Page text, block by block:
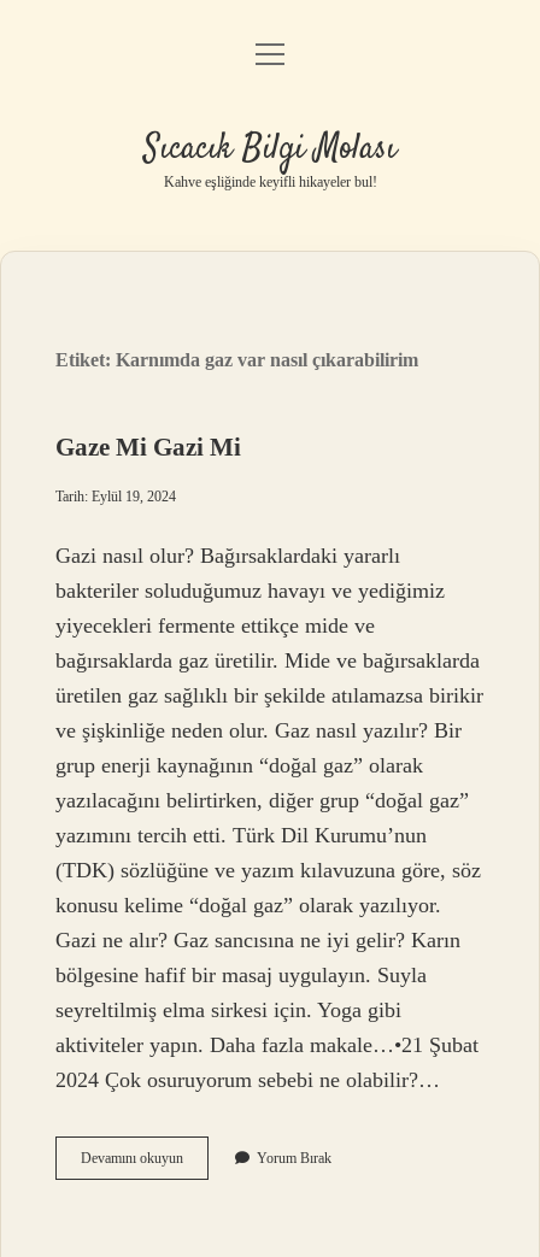
Anasayfa
Yasal Uyarı
menüyü
Sıcacık Bilgi Molası
Kahve eşliğinde keyifli hikayeler bul!
Etiket:Karnımda gaz var nasıl çıkarabilirim
Gaze Mi Gazi Mi
Tarih: Eylül 19, 2024
Gazi nasıl olur? Bağırsaklardaki yararlı
bakteriler soluduğumuz havayı ve yediğimiz
yiyecekleri fermente ettikçe mide ve
bağırsaklarda gaz üretilir. Mide ve bağırsaklarda
üretilen gaz sağlıklı bir şekilde atılamazsa birikir
ve şişkinliğe neden olur. Gaz nasıl yazılır? Bir
grup enerji kaynağının “doğal gaz” olarak
yazılacağını belirtirken, diğer grup “doğal gaz”
yazımını tercih etti. Türk Dil Kurumu’nun
(TDK) sözlüğüne ve yazım kılavuzuna göre, söz
konusu kelime “doğal gaz” olarak yazılıyor.
Gazi ne alır? Gaz sancısına ne iyi gelir? Karın
bölgesine hafif bir masaj uygulayın. Suyla
seyreltilmiş elma sirkesi için. Yoga gibi
aktiviteler yapın. Daha fazla makale…•21 Şubat
2024 Çok osuruyorum sebebi ne olabilir?…
Devamını okuyunGaze
Mi
Yorum Bırak